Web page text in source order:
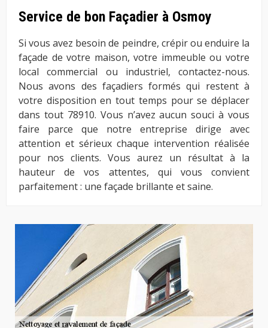
Service de bon Façadier à Osmoy
Si vous avez besoin de peindre, crépir ou enduire la
façade de votre maison, votre immeuble ou votre
local commercial ou industriel, contactez-nous.
Nous avons des façadiers formés qui restent à
votre disposition en tout temps pour se déplacer
dans tout 78910. Vous n’avez aucun souci à vous
faire parce que notre entreprise dirige avec
attention et sérieux chaque intervention réalisée
pour nos clients. Vous aurez un résultat à la
hauteur de vos attentes, qui vous convient
parfaitement : une façade brillante et saine.